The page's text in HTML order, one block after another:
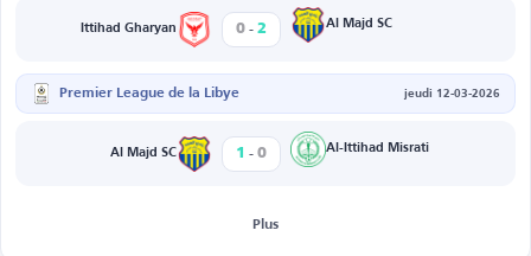
Ittihad Gharyan 0 - 2 Al Majd SC
Premier League de la Libye jeudi 12-03-2026
Al Majd SC 1 - 0 Al-Ittihad Misrati
Plus